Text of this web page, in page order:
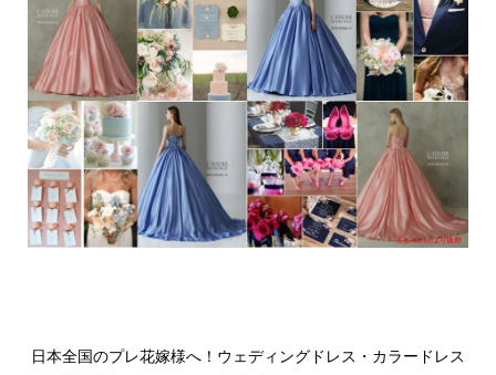
日本全国のプレ花嫁様へ！ウェディングドレス・カラードレス